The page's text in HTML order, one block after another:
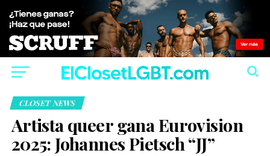
CLOSET NEWS
Artista queer gana Eurovision
2025: Johannes Pietsch “JJ”